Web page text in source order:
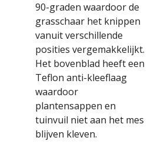
90-graden waardoor de
grasschaar het knippen
vanuit verschillende
posities vergemakkelijkt.
Het bovenblad heeft een
Teflon anti-kleeflaag
waardoor
plantensappen en
tuinvuil niet aan het mes
blijven kleven.